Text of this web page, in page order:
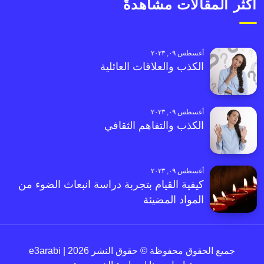
أكثر المقالات مشاهدةً
أغسطس ٠٩, ٢٠٢٣
الكذب والعلاقات العائلية
أغسطس ٠٩, ٢٠٢٣
الكذب والتفاهم الثقافي
أغسطس ٠٩, ٢٠٢٣
كيفية القيام بتجربة دراسة انبعاث الضوء من
المواد المضيئة
جميع الحقوق محفوظة © حقوق النشر 2026 | e3arabi